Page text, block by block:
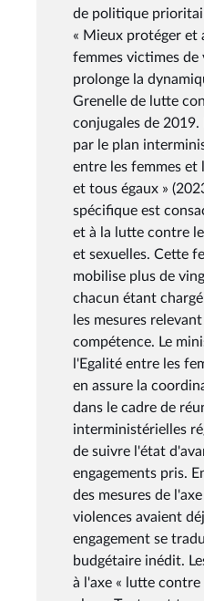
de politique
« Mieux protéger et
femmes victimes de
prolonge la
Grenelle de lutte
conjugales de
par le plan
entre les femmes et
et tous égaux »
spécifique est
et à la lutte contre
et sexuelles. Cette
mobilise plus de
chacun étant
les mesures
compétence. Le
l'Egalité entre les
en assure la
dans le cadre de
interministérielles
de suivre l'état
engagements pris.
des mesures de
violences avaient
engagement se
budgétaire inédit.
à l'axe « lutte contre